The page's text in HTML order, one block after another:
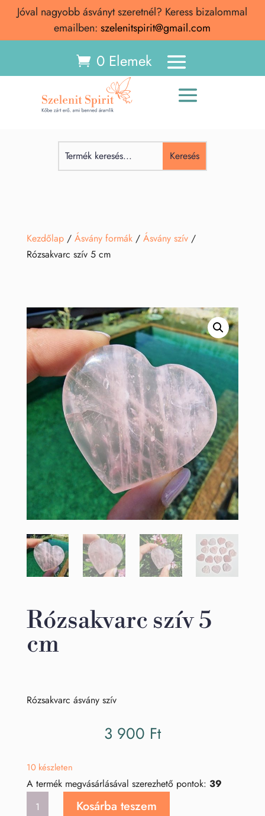
Jóval nagyobb ásványt szeretnél? Keress bizalommal
emailben: szelenitspirit@gmail.com
0 Elemek
Kezdőlap/ Ásvány formák/ Ásvány szív/
Rózsakvarc szív 5 cm
Rózsakvarc szív 5
cm
Rózsakvarc ásvány szív
3 900 Ft
10 készleten
A termék megvásárlásával szerezhető pontok: 39
Kosárba teszem